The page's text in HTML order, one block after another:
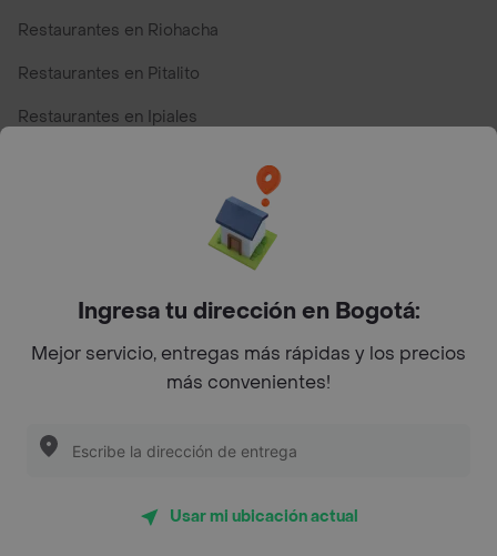
Restaurantes en Riohacha
Restaurantes en Pitalito
Restaurantes en Ipiales
Top Marcas y Cadenas de Restaurantes
Encuéntranos en estos países
App Store Google play
Restaurantes cerca de mi para pedir Comida a Domicilio -
Ingresa tu dirección en Bogotá:
Mejor servicio, entregas más rápidas y los precios
más convenientes!
Usar mi ubicación actual